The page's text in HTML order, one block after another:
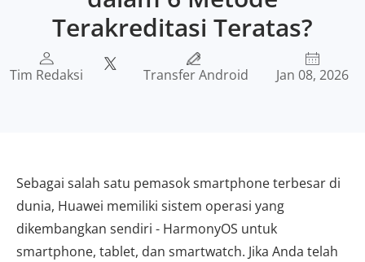
Terakreditasi Teratas?
Tim Redaksi Transfer Android Jan 08, 2026
Sebagai salah satu pemasok smartphone terbesar di
dunia, Huawei memiliki sistem operasi yang
dikembangkan sendiri - HarmonyOS untuk
smartphone, tablet, dan smartwatch. Jika Anda telah